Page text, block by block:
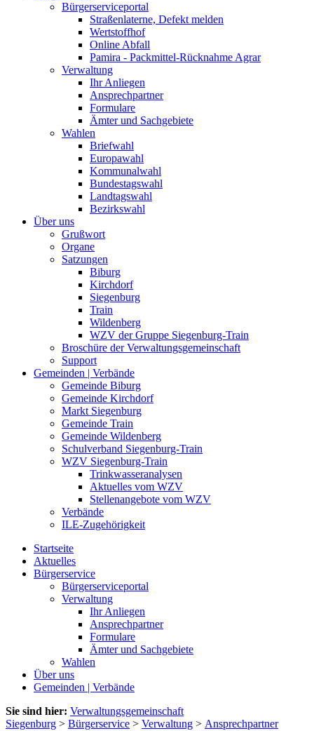
Bürgerserviceportal
Straßenlaterne, Defekt melden
Wertstoffhof
Online Abfall
Pamira - Packmittel-Rücknahme Agrar
Verwaltung
Ihr Anliegen
Ansprechpartner
Formulare
Ämter und Sachgebiete
Wahlen
Briefwahl
Europawahl
Kommunalwahl
Bundestagswahl
Landtagswahl
Bezirkswahl
Über uns
Grußwort
Organe
Satzungen
Biburg
Kirchdorf
Siegenburg
Train
Wildenberg
WZV der Gruppe Siegenburg-Train
Broschüre der Verwaltungsgemeinschaft
Support
Gemeinden | Verbände
Gemeinde Biburg
Gemeinde Kirchdorf
Markt Siegenburg
Gemeinde Train
Gemeinde Wildenberg
Schulverband Siegenburg-Train
WZV Siegenburg-Train
Trinkwasseranalysen
Aktuelles vom WZV
Stellenangebote vom WZV
Verbände
ILE-Zugehörigkeit
Startseite
Aktuelles
Bürgerservice
Bürgerserviceportal
Verwaltung
Ihr Anliegen
Ansprechpartner
Formulare
Ämter und Sachgebiete
Wahlen
Über uns
Gemeinden | Verbände
Sie sind hier: Verwaltungsgemeinschaft
Siegenburg > Bürgerservice > Verwaltung > Ansprechpartner